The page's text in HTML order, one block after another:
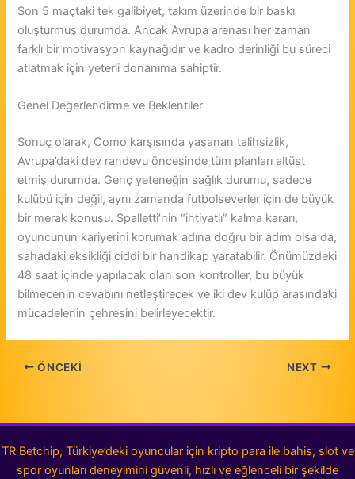
Son 5 maçtaki tek galibiyet, takım üzerinde bir baskı
oluşturmuş durumda. Ancak Avrupa arenası her zaman
farklı bir motivasyon kaynağıdır ve kadro derinliği bu süreci
atlatmak için yeterli donanıma sahiptir.
Genel Değerlendirme ve Beklentiler
Sonuç olarak, Como karşısında yaşanan talihsizlik,
Avrupa’daki dev randevu öncesinde tüm planları altüst
etmiş durumda. Genç yeteneğin sağlık durumu, sadece
kulübü için değil, aynı zamanda futbolseverler için de büyük
bir merak konusu. Spalletti’nin “ihtiyatlı” kalma kararı,
oyuncunun kariyerini korumak adına doğru bir adım olsa da,
sahadaki eksikliği ciddi bir handikap yaratabilir. Önümüzdeki
48 saat içinde yapılacak olan son kontroller, bu büyük
bilmecenin cevabını netleştirecek ve iki dev kulüp arasındaki
mücadelenin çehresini belirleyecektir.
ÖNCEKI NEXT
TR Betchip, Türkiye’deki oyuncular için kripto para ile bahis, slot ve
spor oyunları deneyimini güvenli, hızlı ve eğlenceli bir şekilde